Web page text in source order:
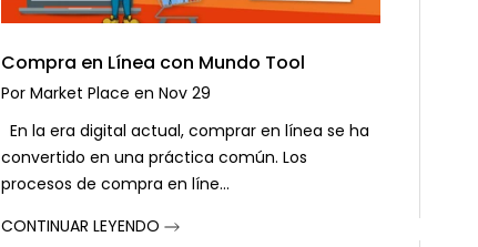
Compra en Línea con Mundo Tool
Por Market Place en Nov 29
En la era digital actual, comprar en línea se ha
convertido en una práctica común. Los
procesos de compra en líne...
CONTINUAR LEYENDO